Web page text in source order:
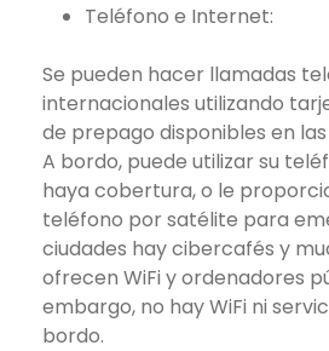
Teléfono e Internet:
Se pueden hacer llamadas
internacionales utilizando
de prepago disponibles en
A bordo, puede utilizar su
haya cobertura, o le
teléfono por satélite para
ciudades hay cibercafés y
ofrecen WiFi y ordenadores
embargo, no hay WiFi ni
bordo.